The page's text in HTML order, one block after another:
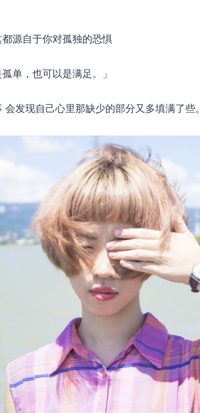
源自于你对孤独的恐惧
单，也可以是满足。」
发现自己心里那缺少的部分又多填满了些。